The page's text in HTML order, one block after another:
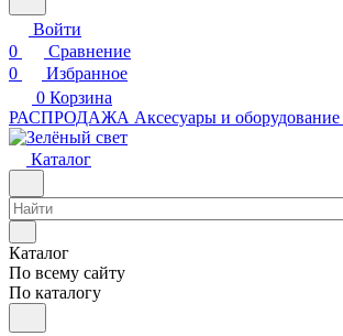
Войти
0
Сравнение
0
Избранное
0 Корзина
РАСПРОДАЖА Аксесуары и оборудование
Каталог
Каталог
По всему сайту
По каталогу